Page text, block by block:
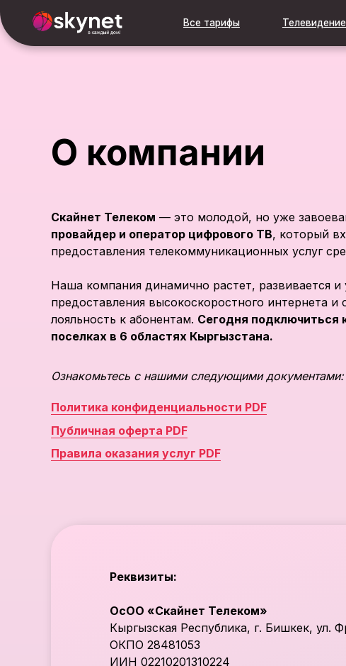
Телевидение
Все тарифы
О компании
Скайнет Телеком — это молодой, но уже
провайдер и оператор цифрового ТВ, который
предоставления телекоммуникационных услуг
Наша компания динамично растет, развивается
предоставления высокоскоростного интернета
лояльность к абонентам. Сегодня подключиться
поселках в 6 областях Кыргызстана.
Реквизиты:
ОсОО «Скайнет Телеком»
Кыргызская Республика, г. Бишкек, ул.
ОКПО 28481053
ИИН 02210201310224
Ознакомьтесь с нашими следующими документами:
Политика конфиденциальности PDF
Публичная оферта PDF
Правила оказания услуг PDF